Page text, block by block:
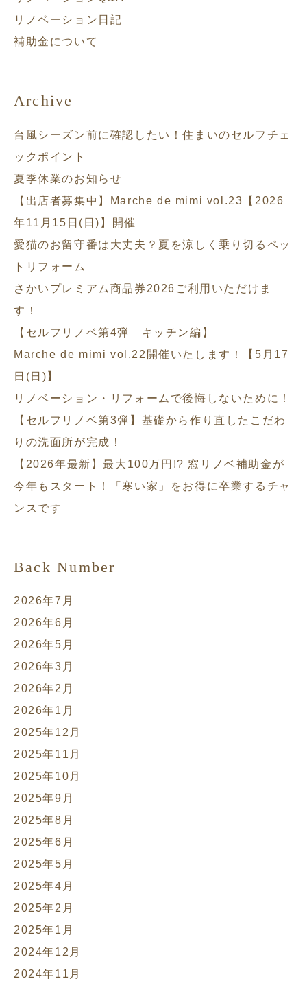
リノベーション日記
補助金について
Archive
台風シーズン前に確認したい！住まいのセルフチェ
ックポイント
夏季休業のお知らせ
【出店者募集中】Marche de mimi vol.23【2026
年11月15日(日)】開催
愛猫のお留守番は大丈夫？夏を涼しく乗り切るペッ
トリフォーム
さかいプレミアム商品券2026ご利用いただけま
す！
【セルフリノベ第4弾 キッチン編】
Marche de mimi vol.22開催いたします！【5月17
日(日)】
リノベーション・リフォームで後悔しないために！
【セルフリノベ第3弾】基礎から作り直したこだわ
りの洗面所が完成！
【2026年最新】最大100万円!? 窓リノベ補助金が
今年もスタート！「寒い家」をお得に卒業するチャ
ンスです
Back Number
2026年7月
2026年6月
2026年5月
2026年3月
2026年2月
2026年1月
2025年12月
2025年11月
2025年10月
2025年9月
2025年8月
2025年6月
2025年5月
2025年4月
2025年2月
2025年1月
2024年12月
2024年11月